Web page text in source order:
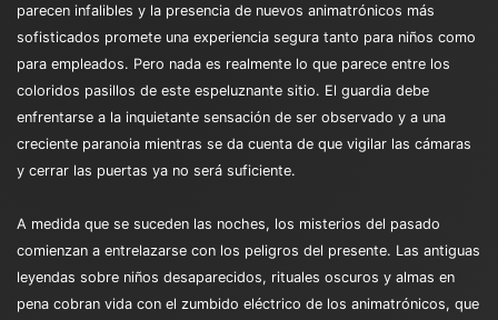
parecen infalibles y la presencia de nuevos animatrónicos más
sofisticados promete una experiencia segura tanto para niños como
para empleados. Pero nada es realmente lo que parece entre los
coloridos pasillos de este espeluznante sitio. El guardia debe
enfrentarse a la inquietante sensación de ser observado y a una
creciente paranoia mientras se da cuenta de que vigilar las cámaras
y cerrar las puertas ya no será suficiente.
A medida que se suceden las noches, los misterios del pasado
comienzan a entrelazarse con los peligros del presente. Las antiguas
leyendas sobre niños desaparecidos, rituales oscuros y almas en
pena cobran vida con el zumbido eléctrico de los animatrónicos, que